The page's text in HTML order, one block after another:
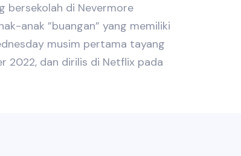
bersekolah di Nevermore
anak ”buangan” yang memiliki
musim pertama tayang
2022, dan dirilis di Netflix pada